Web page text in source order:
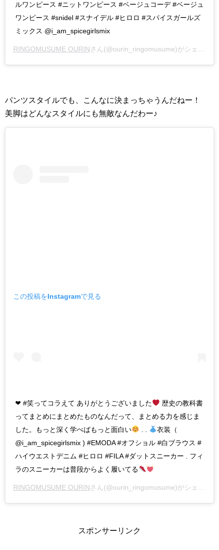
ルワンピース #ニットワンピース #ベージュコーデ #ベージュ
ワンピース #snidel #スナイデル #ヒロロ #スパイスガールズ
ミックス @i_am_spicegirlsmix
RINGOMUSUME OURINさん(@ourin_ringomusume)がシェアした投稿 –
パンツスタイルでも、こんなに決まっちゃうんだねー！
美脚はどんなスタイルにも無敵なんだわー♪
この投稿をInstagramで見る
❤︎ #笑ってコラえて ありがとうございました
歴史の教科書
ってまとめにまとめたものなんだって、まとめる力を感じま
した。もっと深く学べばもっと面白い
衣装（
@i_am_spicegirlsmix ) #EMODA #オフショル #白ブラウス #
ハイウエストデニム #ヒロロ #FILA #ダットスニーカー . フィ
ラのスニーカーは普段からよく履いてる
RINGOMUSUME OURINさん(@ourin_ringomusume)がシェアした投稿 –
スポンサーリンク